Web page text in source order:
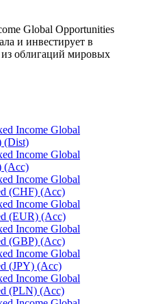
Global Opportunities
и инвестирует в
облигаций мировых
Income Global
(Dist)
Income Global
(Acc)
Income Global
(CHF) (Acc)
Income Global
(EUR) (Acc)
Income Global
(GBP) (Acc)
Income Global
(JPY) (Acc)
Income Global
(PLN) (Acc)